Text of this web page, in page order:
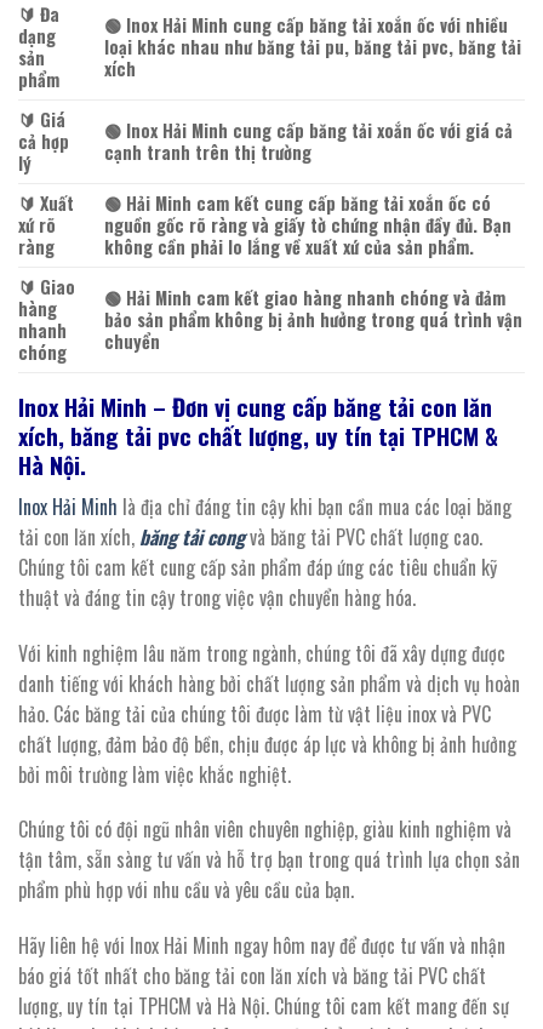
🔰️ Đa
dạng
sản
phẩm
🟢 Inox Hải Minh cung cấp băng tải xoắn ốc với nhiều
loại khác nhau như băng tải pu, băng tải pvc, băng tải
xích
🔰️ Giá
cả hợp
lý
🟢 Inox Hải Minh cung cấp băng tải xoắn ốc với giá cả
cạnh tranh trên thị trường
🔰️ Xuất
xứ rõ
ràng
🟢 Hải Minh cam kết cung cấp băng tải xoắn ốc có
nguồn gốc rõ ràng và giấy tờ chứng nhận đầy đủ. Bạn
không cần phải lo lắng về xuất xứ của sản phẩm.
🔰️ Giao
hàng
nhanh
chóng
🟢 Hải Minh cam kết giao hàng nhanh chóng và đảm
bảo sản phẩm không bị ảnh hưởng trong quá trình vận
chuyển
Inox Hải Minh – Đơn vị cung cấp băng tải con lăn
xích, băng tải pvc chất lượng, uy tín tại TPHCM &
Hà Nội.
Inox Hải Minh là địa chỉ đáng tin cậy khi bạn cần mua các loại băng
tải con lăn xích, băng tải congvà băng tải PVC chất lượng cao.
Chúng tôi cam kết cung cấp sản phẩm đáp ứng các tiêu chuẩn kỹ
thuật và đáng tin cậy trong việc vận chuyển hàng hóa.
Với kinh nghiệm lâu năm trong ngành, chúng tôi đã xây dựng được
danh tiếng với khách hàng bởi chất lượng sản phẩm và dịch vụ hoàn
hảo. Các băng tải của chúng tôi được làm từ vật liệu inox và PVC
chất lượng, đảm bảo độ bền, chịu được áp lực và không bị ảnh hưởng
bởi môi trường làm việc khắc nghiệt.
Chúng tôi có đội ngũ nhân viên chuyên nghiệp, giàu kinh nghiệm và
tận tâm, sẵn sàng tư vấn và hỗ trợ bạn trong quá trình lựa chọn sản
phẩm phù hợp với nhu cầu và yêu cầu của bạn.
Hãy liên hệ với Inox Hải Minh ngay hôm nay để được tư vấn và nhận
báo giá tốt nhất cho băng tải con lăn xích và băng tải PVC chất
lượng, uy tín tại TPHCM và Hà Nội. Chúng tôi cam kết mang đến sự